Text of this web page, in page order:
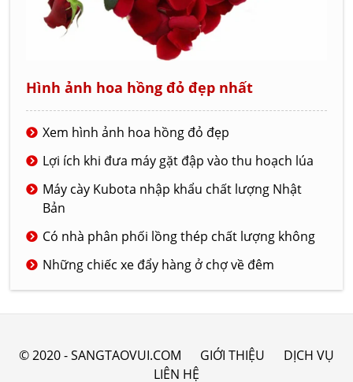
Hình ảnh hoa hồng đỏ đẹp nhất
Xem hình ảnh hoa hồng đỏ đẹp
Lợi ích khi đưa máy gặt đập vào thu hoạch lúa
Máy cày Kubota nhập khẩu chất lượng Nhật
Bản
Có nhà phân phối lồng thép chất lượng không
Những chiếc xe đẩy hàng ở chợ về đêm
© 2020 - SANGTAOVUI.COM GIỚI THIỆU
DỊCH VỤ
LIÊN HỆ